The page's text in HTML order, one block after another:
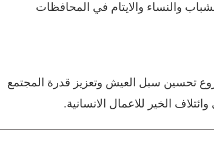
والنساء والايتام في المحافظات
تحسين سبل العيش وتعزيز قدرة المجتمع
الخير للاعمال الانسانية.